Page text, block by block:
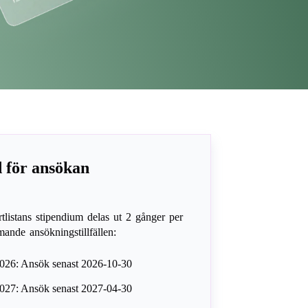
för ansökan
stipendium delas ut 2 gånger per
ansökningstillfällen:
Ansök senast 2026-10-30
Ansök senast 2027-04-30